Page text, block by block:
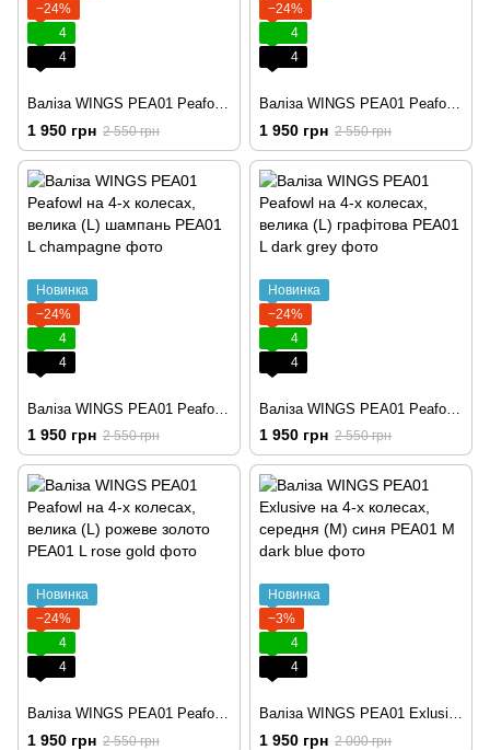
−24%
4
4
Валіза WINGS PEA01 Peafowl на 4-х колесах, велика (L) синя
1 950 грн 2 550 грн
−24%
4
4
Валіза WINGS PEA01 Peafowl на 4-х колесах, велика (L) бордова
1 950 грн 2 550 грн
Новинка
−24%
4
4
1 950 грн 2 550 грн
Новинка
−24%
4
4
1 950 грн 2 550 грн
Новинка
−24%
4
4
Валіза WINGS PEA01 Peafowl на 4-х колесах, велика (L) рожеве золото
1 950 грн 2 550 грн
Новинка
−3%
4
4
Валіза WINGS PEA01 Exlusive на 4-х колесах, середня (M) синя
1 950 грн 2 000 грн